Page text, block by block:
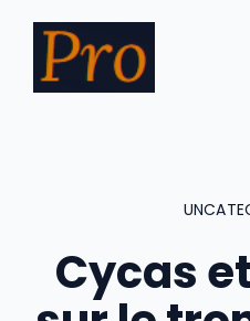
contenu
Cycas